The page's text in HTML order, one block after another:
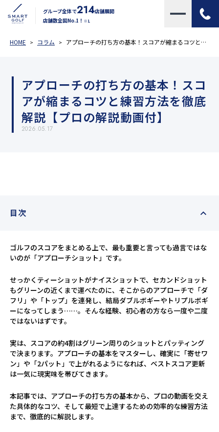
グループ全体で214店舗展開
店舗数全国No.1！ ※1
HOME コラム アプローチの打ち方の基本！スコアが縮まるコツと練習方法を徹底解説【プロの解説動画付】
アプローチの打ち方の基本！スコ
アが縮まるコツと練習方法を徹底
解説【プロの解説動画付】
2026.05.17
目次
ゴルフのスコアをまとめる上で、最も重要と言っても過言ではな
いのが「アプローチショット」です。
せっかくティーショットがナイスショットで、セカンドショット
もグリーンの近くまで運べたのに、そこからのアプローチで「ダ
フリ」や「トップ」を連発し、結局ダブルボギーやトリプルボギ
ーになってしまう……。そんな経験、初心者の方なら一度や二度
ではないはずです。
実は、スコアの約4割はグリーン周りのショットとパッティング
で決まります。アプローチの基本をマスターし、確実に「寄せワ
ン」や「2パット」で上がれるようになれば、ベストスコア更新
は一気に現実味を帯びてきます。
本記事では、アプローチの打ち方の基本から、プロの動画を交え
た具体的なコツ、そして最短で上達するための効率的な練習方法
まで、徹底的に解説します。